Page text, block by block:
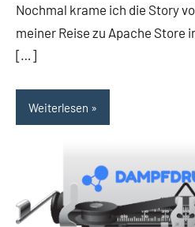
Nochmal krame ich die Story
meiner Reise zu Apache Store
[…]
Weiterlesen